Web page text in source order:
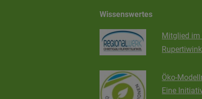
Wissenswertes
Mitglied im
Öko-
Eine